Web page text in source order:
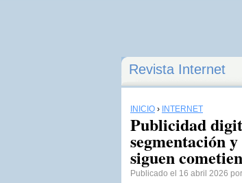
Revista Internet
INICIO › INTERNET
Publicidad
segmentación
siguen
Publicado el 16 abril 2026 por